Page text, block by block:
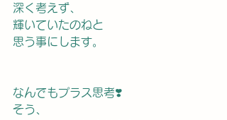
深く考えず、
輝いていたのねと
思う事にします。
なんでもプラス思考❣️
そう、